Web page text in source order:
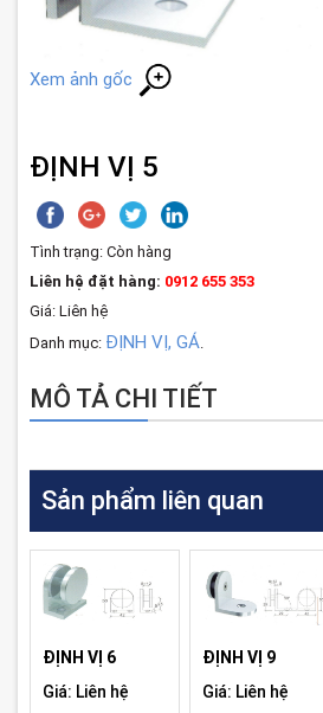
Xem ảnh gốc
ĐỊNH VỊ 5
Tình trạng: Còn hàng
Liên hệ đặt hàng: 0912 655 353
Giá: Liên hệ
Danh mục: ĐỊNH VỊ, GÁ.
MÔ TẢ CHI TIẾT
Sản phẩm liên quan
ĐỊNH VỊ 6
Giá: Liên hệ
ĐỊNH VỊ 9
Giá: Liên hệ